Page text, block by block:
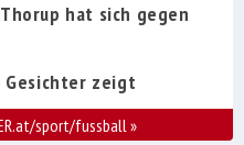
hat sich gegen
Gesichter zeigt
sport/fussball»